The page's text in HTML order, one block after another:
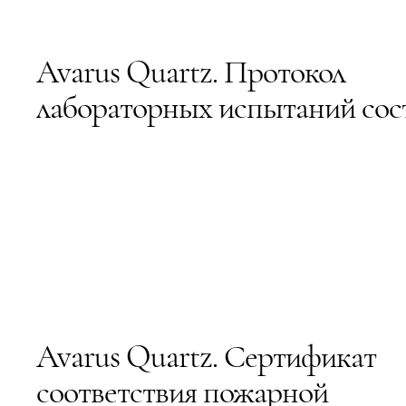
Avarus Quartz. Протокол
лабораторных испытаний
Avarus Quartz. Сертификат
соответствия пожарной